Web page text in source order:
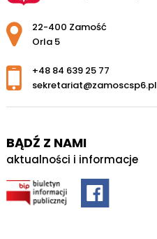
Adres pocztowy:
22-400 Zamość
Orla 5
+48 84 639 25 77
sekretariat@zamoscsp6.pl
BĄDŹ Z NAMI
aktualności i informacje